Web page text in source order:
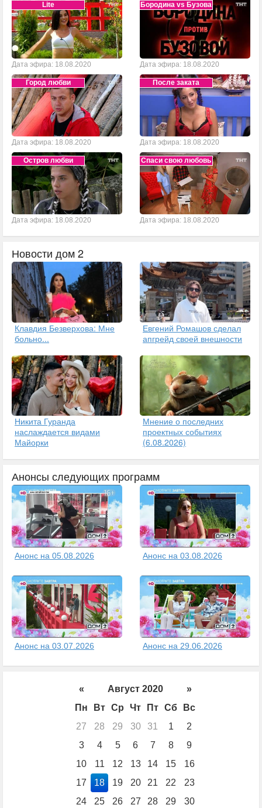
Lite
Дата эфира: 18.08.2020
Бородина vs Бузова
Дата эфира: 18.08.2020
Город любви
Дата эфира: 18.08.2020
После заката
Дата эфира: 18.08.2020
Остров любви
Дата эфира: 18.08.2020
Спаси свою любовь
Дата эфира: 18.08.2020
Новости дом 2
Клавдия Безверхова: Мне
больно...
Евгений Ромашов сделал
апгрейд своей внешности
Никита Гуранда
наслаждается видами
Майорки
Мнение о последних
проектных событиях
(6.08.2026)
Анонсы следующих программ
Анонс на 05.08.2026 Анонс на 03.08.2026
Анонс на 03.07.2026 Анонс на 29.06.2026
« Август 2020
»
Пн
Вт Ср Чт Пт Сб
Вс
27
28 29 30 31 1
2
3
4 5 6 7 8
9
10
11 12 13 14 15
16
17
18 19 20 21 22
23
24
25 26 27 28 29 30